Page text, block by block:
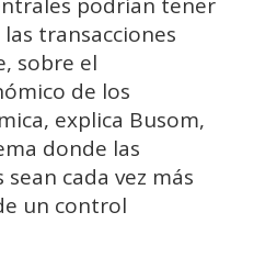
podrían tener
transacciones
sobre el
de los
explica Busom,
donde las
cada vez más
un control